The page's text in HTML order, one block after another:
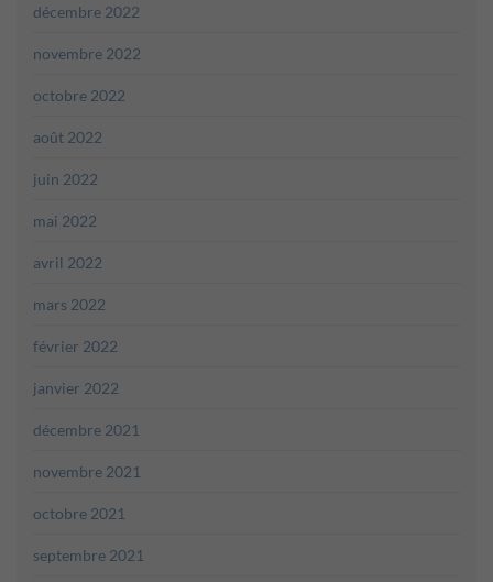
décembre 2022
novembre 2022
octobre 2022
août 2022
juin 2022
mai 2022
avril 2022
mars 2022
février 2022
janvier 2022
décembre 2021
novembre 2021
octobre 2021
septembre 2021